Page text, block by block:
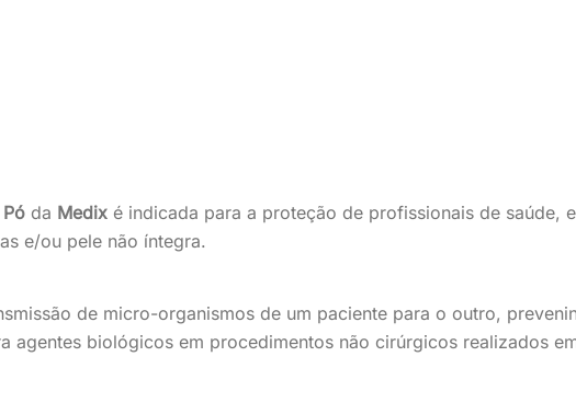
da Medix é indicada para a proteção de profissionais de saúde,
e/ou pele não íntegra.
de micro-organismos de um paciente para o outro,
agentes biológicos em procedimentos não cirúrgicos realizados